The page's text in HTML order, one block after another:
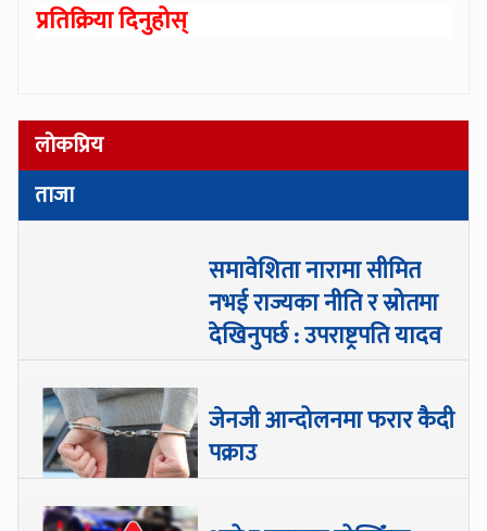
प्रतिक्रिया दिनुहोस्
लोकप्रिय
ताजा
समावेशिता नारामा सीमित
नभई राज्यका नीति र स्रोतमा
देखिनुपर्छ : उपराष्ट्रपति यादव
जेनजी आन्दोलनमा फरार कैदी
पक्राउ